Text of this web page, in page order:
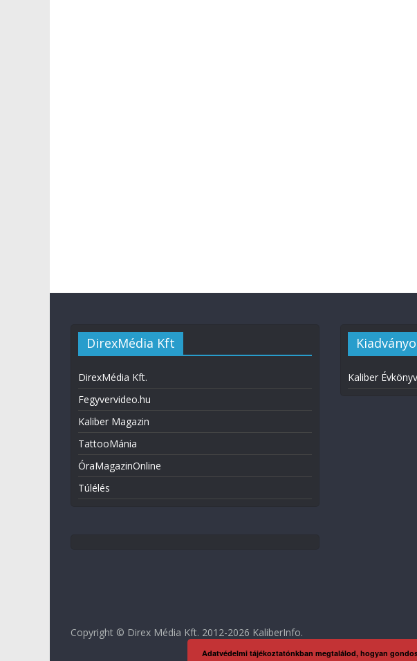
DirexMédia Kft
DirexMédia Kft.
Fegyvervideo.hu
Kaliber Magazin
TattooMánia
ÓraMagazinOnline
Túlélés
Kaliber Évkönyv
Copyright © Direx Média Kft. 2012-2026 KaliberInfo.
Adatvédelmi tájékoztatónkban megtalálod, hogyan